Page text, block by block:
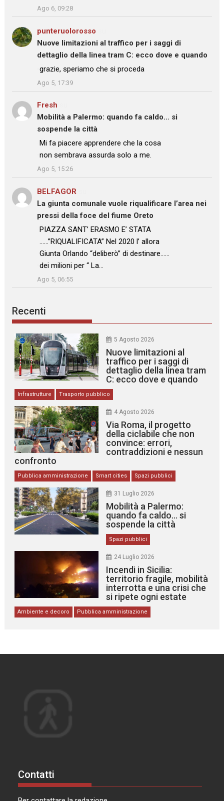
Ago 6, 09:28
punteruolorosso
Nuove limitazioni al traffico per i saggi di
dettaglio della linea tram C: ecco dove e quando
: “
grazie, speriamo che si proceda
”
Ago 5, 17:39
Fresh
Mobilità a Palermo: quando fa caldo… si
sospende la città
: “
Mi fa piacere apprendere che la cosa
non sembrava assurda solo a me.
”
Ago 5, 15:26
BELFAGOR
La giunta comunale vuole riqualificare l’area nei
pressi della foce del fiume Oreto
: “
PIAZZA SANT’ ERASMO E’ STATA
……”RIQUALIFICATA” Nel 2020 l’ allora
Giunta Orlando “deliberò” di destinare……
dei milioni per “ La…
”
Ago 5, 06:55
Recenti
5 Agosto 2026
Nuove limitazioni al
traffico per i saggi di
dettaglio della linea tram
C: ecco dove e quando
Infrastrutture Trasporto pubblico
4 Agosto 2026
Via Roma, il progetto
della ciclabile che non
convince: errori,
contraddizioni e nessun
confronto
Pubblica amministrazione Smart cities Spazi pubblici
31 Luglio 2026
Mobilità a Palermo:
quando fa caldo… si
sospende la città
Spazi pubblici
24 Luglio 2026
Incendi in Sicilia:
territorio fragile, mobilità
interrotta e una crisi che
si ripete ogni estate
Ambiente e decoro Pubblica amministrazione
Contatti